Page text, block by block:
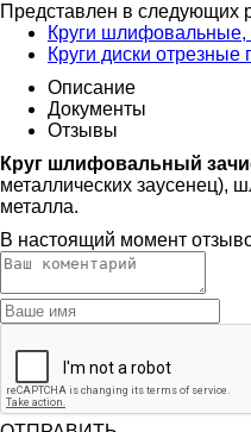
Представлен в следующих
Круги шлифовальные,
Круги диски отрезные
Описание
Документы
Отзывы
Круг шлифовальный
металлических заусенец),
металла.
В настоящий момент